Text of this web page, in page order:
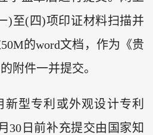
)至(四)项印证材料扫描并
的word文档，作为《贵
附件一并提交。
新型专利或外观设计专利
30日前补充提交由国家知